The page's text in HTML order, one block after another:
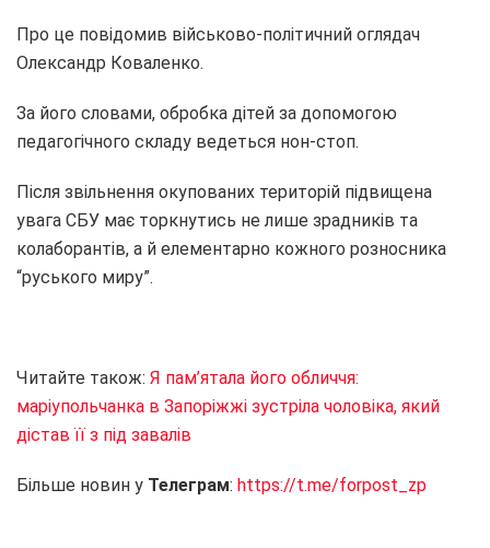
Про це повідомив військово-політичний оглядач
Олександр Коваленко.
За його словами, обробка дітей за допомогою
педагогічного складу ведеться нон-стоп.
Після звільнення окупованих територій підвищена
увага СБУ має торкнутись не лише зрадників та
колаборантів, а й елементарно кожного розносника
“руського миру”.
Читайте також: Я пам’ятала його обличчя:
маріупольчанка в Запоріжжі зустріла чоловіка, який
дістав її з під завалів
Більше новин у Телеграм: https://t.me/forpost_zp